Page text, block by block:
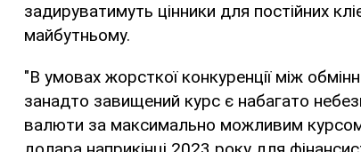
задируватимуть цінники для постійних
майбутньому.
"В умовах жорсткої конкуренції між
занадто завищений курс є набагато
валюти за максимально можливим курсом.